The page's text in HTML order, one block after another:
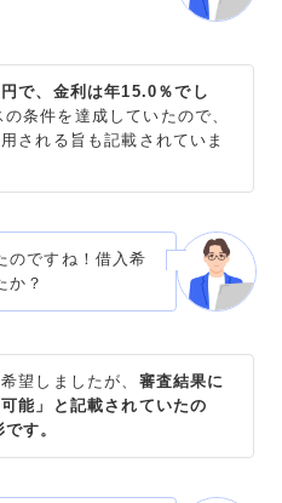
で、金利は年15.0％でし
条件を達成していたので、
される旨も記載されていま
のですね！借入希
か？
望しましたが、 審査結果に
能」と記載されていたの
す。